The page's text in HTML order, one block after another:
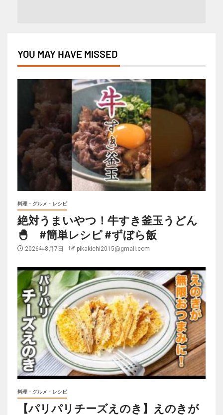
YOU MAY HAVE MISSED
料理・グルメ・レシピ
絶対うまいやつ！牛すき釜玉うどん
🐣 #簡単レシピ #ずぼら飯
2026年8月7日 pikakichi2015@gmail.com
料理・グルメ・レシピ
【パリパリチーズえのき】えのきが